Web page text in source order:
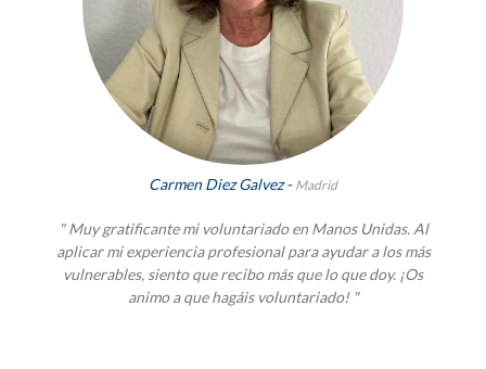
Carmen Diez Galvez - Madrid
" Muy gratificante mi voluntariado en Manos Unidas. Al
aplicar mi experiencia profesional para ayudar a los más
vulnerables, siento que recibo más que lo que doy. ¡Os
animo a que hagáis voluntariado! "